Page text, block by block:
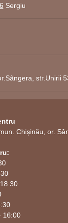
Sergiu
str.Unirii
Chișinău, or.
16:00